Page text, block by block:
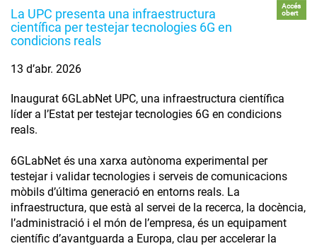
La UPC presenta una infraestructura
científica per testejar tecnologies 6G en
condicions reals
Accés
obert
13 d’abr. 2026
Inaugurat 6GLabNet UPC, una infraestructura científica
líder a l’Estat per testejar tecnologies 6G en condicions
reals.
6GLabNet és una xarxa autònoma experimental per
testejar i validar tecnologies i serveis de comunicacions
mòbils d’última generació en entorns reals. La
infraestructura, que està al servei de la recerca, la docència,
l’administració i el món de l’empresa, és un equipament
científic d’avantguarda a Europa, clau per accelerar la